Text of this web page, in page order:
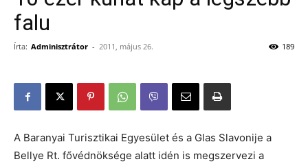
falu
Írta: Adminisztrátor - 2011, május 26. 189
A Baranyai Turisztikai Egyesület és a Glas Slavonije a
Bellye Rt. fővédnöksége alatt idén is megszervezi a